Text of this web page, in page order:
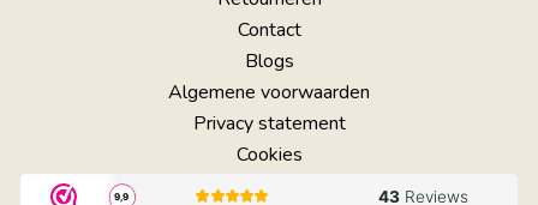
Contact
Blogs
Algemene voorwaarden
Privacy statement
Cookies